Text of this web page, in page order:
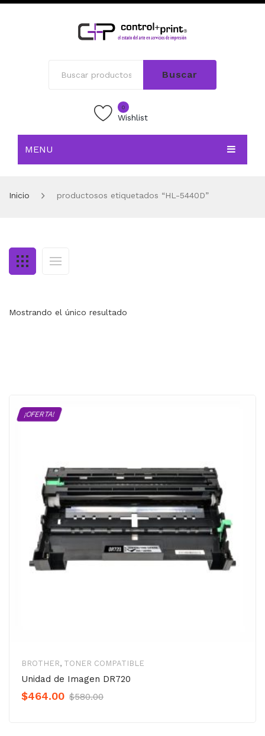
Buscar
0
Wishlist
MENU
TIENDA
CONTACTO
MI CUENTA
Inicio productosos etiquetados “HL-5440D”
Mostrando el único resultado
¡OFERTA!
BROTHER, TONER COMPATIBLE
Unidad de Imagen DR720
$580.00Original
$464.00
Current